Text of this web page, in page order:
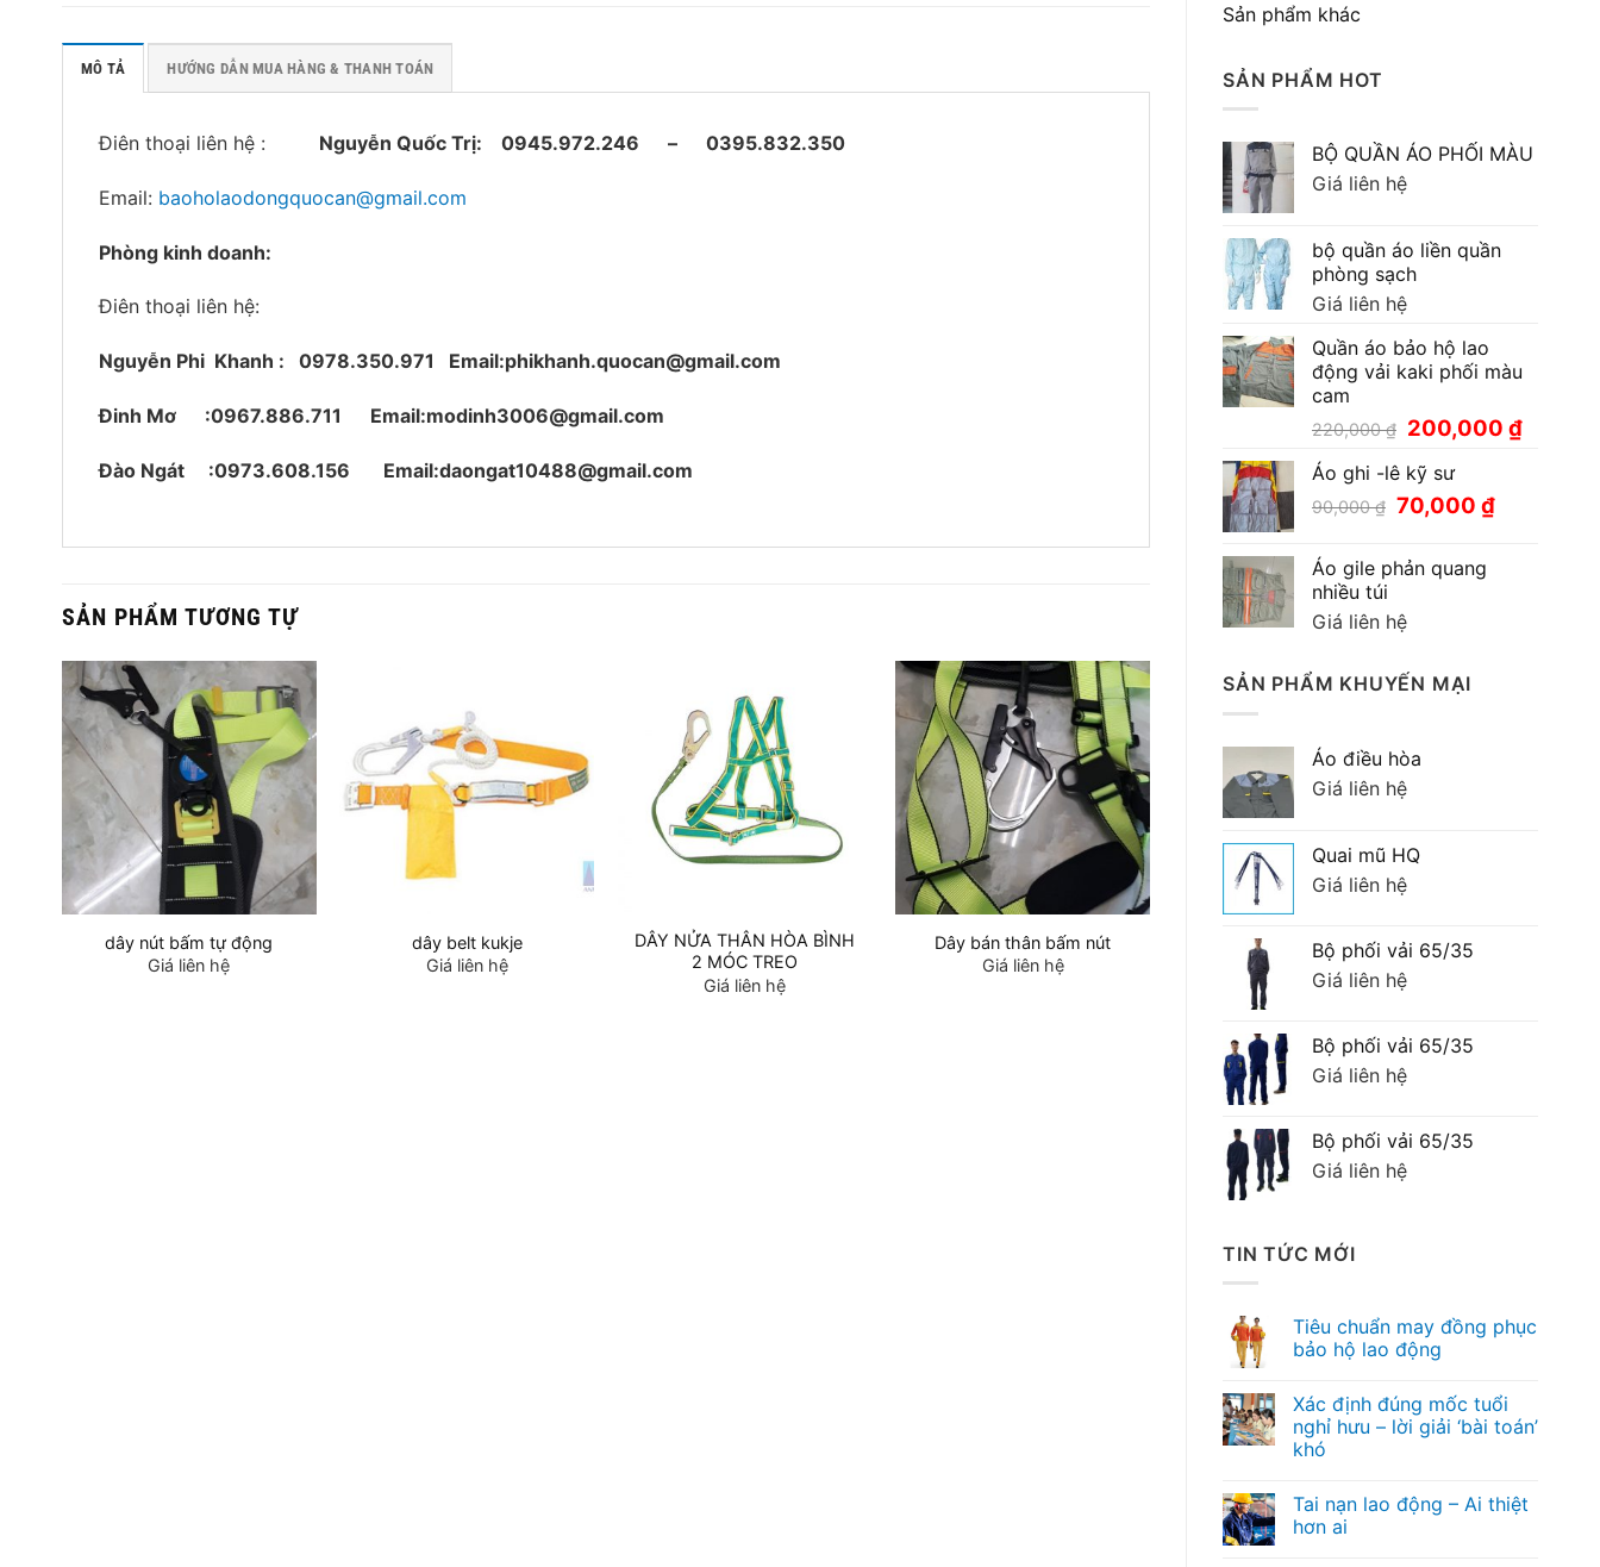
Sản phẩm khác
SẢN PHẨM HOT
BỘ QUẦN ÁO PHỐI MÀU
Giá liên hệ
bộ quần áo liền quần
phòng sạch
Giá liên hệ
Quần áo bảo hộ lao
động vải kaki phối màu
cam
220,000₫ Giá
là:
220,000 ₫.
200,000₫Giá
Áo ghi -lê kỹ sư
90,000₫ Giá
90,000 ₫.
70,000₫Giá
Áo gile phản quang
nhiều túi
Giá liên hệ
SẢN PHẨM KHUYẾN MẠI
Áo điều hòa
Giá liên hệ
Quai mũ HQ
Giá liên hệ
Bộ phối vải 65/35
Giá liên hệ
Bộ phối vải 65/35
Giá liên hệ
Bộ phối vải 65/35
Giá liên hệ
TIN TỨC MỚI
Tiêu chuẩn may đồng phục
bảo hộ lao động
Xác định đúng mốc tuổi
nghỉ hưu – lời giải ‘bài toán’
khó
Tai nạn lao động – Ai thiệt
hơn ai
MÔ TẢ HƯỚNG DẪN MUA HÀNG & THANH TOÁN
Điên thoại liên hệ : Nguyễn Quốc Trị: 0945.972.246 – 0395.832.350
Email: baoholaodongquocan@gmail.com
Phòng kinh doanh:
Điên thoại liên hệ:
Nguyễn Phi Khanh : 0978.350.971 Email:phikhanh.quocan@gmail.com
Đinh Mơ :0967.886.711 Email:modinh3006@gmail.com
Đào Ngát :0973.608.156 Email:daongat10488@gmail.com
SẢN PHẨM TƯƠNG TỰ
dây nút bấm tự động
Giá liên hệ
dây belt kukje
Giá liên hệ
DÂY NỬA THÂN HÒA BÌNH
2 MÓC TREO
Giá liên hệ
Dây bán thân bấm nút
Giá liên hệ